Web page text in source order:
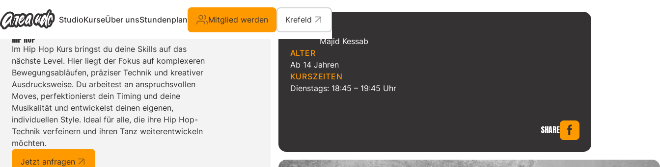
StudioKurseÜber unsStundenplan Mitglied werden Krefeld
KURS
HIP HOP
Im Hip Hop Kurs bringst du deine Skills auf das
nächste Level. Hier liegt der Fokus auf komplexeren
Bewegungsabläufen, präziser Technik und kreativer
Ausdrucksweise. Du arbeitest an anspruchsvollen
Moves, perfektionierst dein Timing und deine
Musikalität und entwickelst deinen eigenen,
individuellen Style. Ideal für alle, die ihre Hip Hop-
Technik verfeinern und ihren Tanz weiterentwickeln
möchten.
Jetzt anfragen
TRAINER
Majid Kessab
ALTER
Ab 14 Jahren
KURSZEITEN
Dienstags: 18:45 – 19:45 Uhr
SHARE